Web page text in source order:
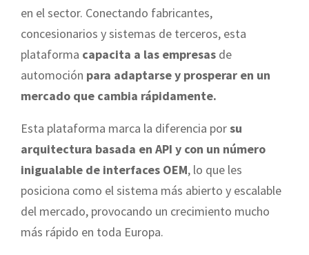
en el sector. Conectando fabricantes,
concesionarios y sistemas de terceros, esta
plataforma capacita a las empresas de
automoción para adaptarse y prosperar en un
mercado que cambia rápidamente.
Esta plataforma marca la diferencia porsu
arquitectura basada en API y con un número
inigualable de interfaces OEM, lo que les
posiciona como el sistema más abierto y escalable
del mercado, provocando un crecimiento mucho
más rápido en toda Europa.